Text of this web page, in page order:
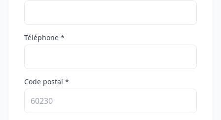
Téléphone *
Code postal *